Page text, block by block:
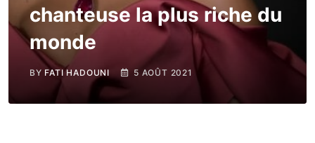
chanteuse la plus riche du
monde
BY FATI HADOUNI 5 AOÛT 2021